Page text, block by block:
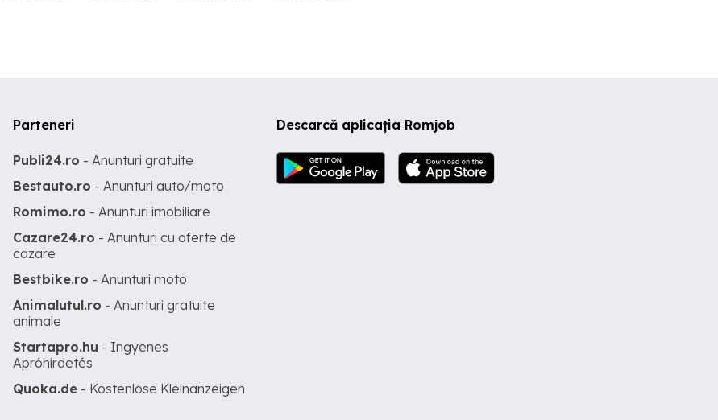
Descarcă aplicația Romjob
Parteneri
Publi24.ro - Anunturi gratuite
Bestauto.ro - Anunturi auto/moto
Romimo.ro - Anunturi imobiliare
Cazare24.ro - Anunturi cu oferte de
cazare
Bestbike.ro - Anunturi moto
Animalutul.ro - Anunturi gratuite
animale
Startapro.hu - Ingyenes
Apróhirdetés
Quoka.de - Kostenlose Kleinanzeigen